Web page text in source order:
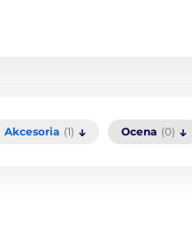
Akcesoria (1) Ocena (0)